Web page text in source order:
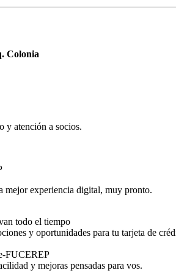
Colonia
y atención a socios.
mejor experiencia digital, muy pronto.
todo el tiempo
y oportunidades para tu tarjeta de
FUCEREP
y mejoras pensadas para vos.